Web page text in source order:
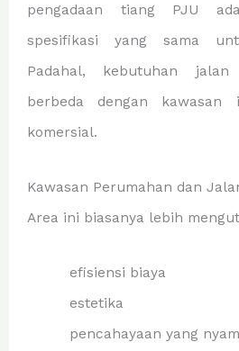
pengadaan tiang PJU
spesifikasi yang sama
Padahal, kebutuhan
berbeda dengan
komersial.
Kawasan Perumahan dan
Area ini biasanya lebih
efisiensi biaya
estetika
pencahayaan yang